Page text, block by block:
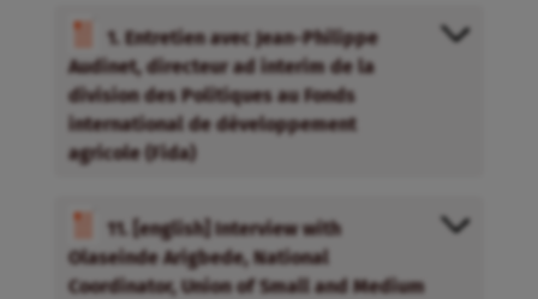
1. Entretien avec Jean-Philippe
Audinet, directeur ad interim de la
division des Politiques au Fonds
international de développement
agricole (Fida)
11. [english] Interview with
Olaseinde Arigbede, National
Coordinator, Union of Small and Medium